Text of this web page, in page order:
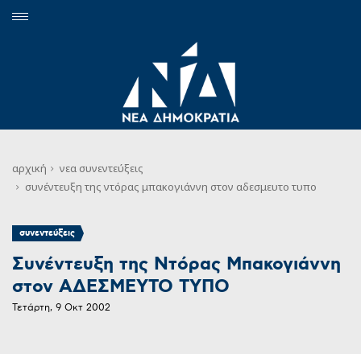
αρχική νεα συνεντεύξεις
συνέντευξη της ντόρας μπακογιάννη στον αδεσμευτο τυπο
συνεντεύξεις
Συνέντευξη της Ντόρας Μπακογιάννη
στον ΑΔΕΣΜΕΥΤΟ ΤΥΠΟ
Τετάρτη, 9 Οκτ 2002